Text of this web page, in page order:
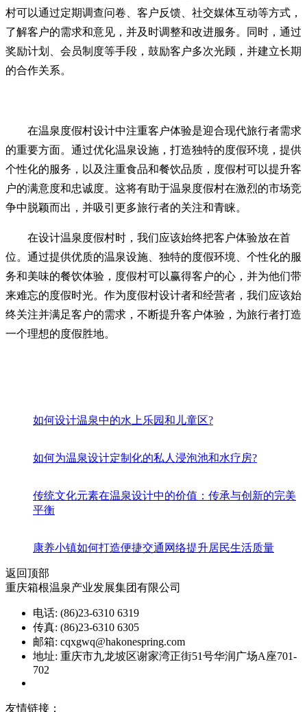
村可以通过定期调查问卷、客户反馈、社交媒体互动等方式，
了解客户的需求和意见，并及时调整和改进服务。同时，通过
奖励计划、会员制度等手段，鼓励客户多次光顾，并建立长期
的合作关系。
在温泉度假村设计中注重客户体验是迎合现代旅行者需求
的重要方面。通过优化温泉设施，打造独特的度假环境，提供
个性化的服务，以及注重食品和餐饮品质，度假村可以提升客
户的满意度和忠诚度。这将有助于温泉度假村在激烈的市场竞
争中脱颖而出，并吸引更多旅行者的关注和青睐。
在设计温泉度假村时，我们应该始终把客户体验放在首
位。通过提供优质的温泉设施、独特的度假环境、个性化的服
务和美味的餐饮体验，度假村可以赢得客户的心，并为他们带
来难忘的度假时光。作为度假村设计者和经营者，我们应该始
终关注并满足客户的需求，不断提升客户体验，为旅行者打造
一个理想的度假胜地。
如何设计温泉中的水上乐园和儿童区?
如何为温泉设计定制化的私人浸泡池和水疗房?
传统文化元素在温泉设计中的价值：传承与创新的完美
平衡
康养小镇如何打造便捷交通网络提升居民生活质量
返回顶部
重庆箱根温泉产业发展集团有限公司
电话: (86)23-6310 6319
传真: (86)23-6310 6305
邮箱: cqxgwq@hakonespring.com
地址: 重庆市九龙坡区谢家湾正街51号华润广场A座701-
702
友情链接：